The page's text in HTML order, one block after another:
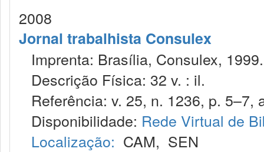
2008
Jornal trabalhista Consulex
Imprenta: Brasília, Consulex, 1999.
Descrição Física: 32 v. : il.
Referência: v. 25, n. 1236, p. 5–7,
Disponibilidade: Rede Virtual de
Localização: CAM, SEN